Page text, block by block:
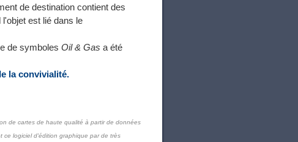
de destination contient des
est lié dans le
de symboles Oil & Gas a été
la convivialité.
de cartes de haute qualité à partir de données
ce logiciel d'édition graphique par de très